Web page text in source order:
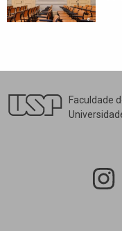
Faculdade